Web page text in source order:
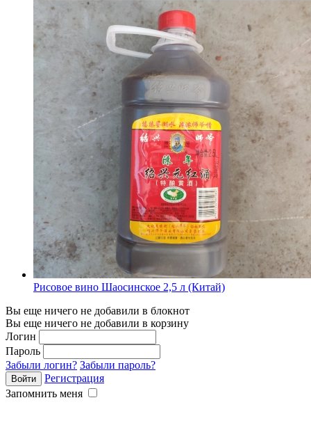
Рисовое вино Шаосинское 2,5 л (Китай)
Вы еще ничего не добавили в блокнот
Вы еще ничего не добавили в корзину
Логин
Пароль
Забыли логин? Забыли пароль?
Регистрация
Запомнить меня